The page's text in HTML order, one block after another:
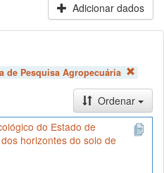
Adicionar dados
de Pesquisa Agropecuária
Ordenar
do Estado de
horizontes do solo de